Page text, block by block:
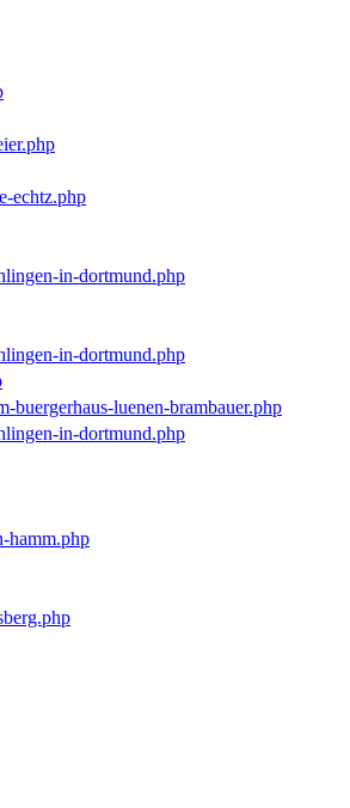
echtz.php
in-dortmund.php
in-dortmund.php
buergerhaus-luenen-brambauer.php
in-dortmund.php
hamm.php